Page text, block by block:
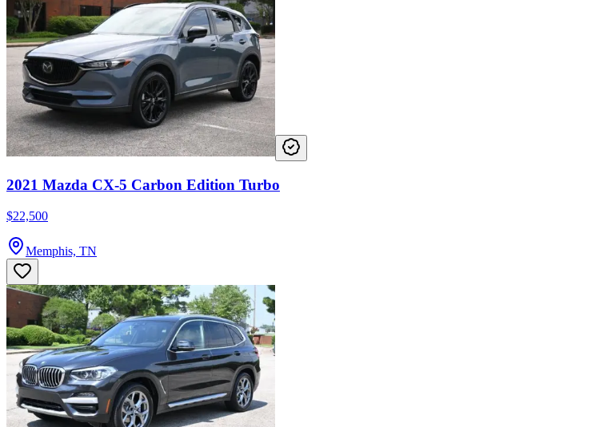
2021 Mazda CX-5 Carbon Edition Turbo
$22,500
Memphis, TN